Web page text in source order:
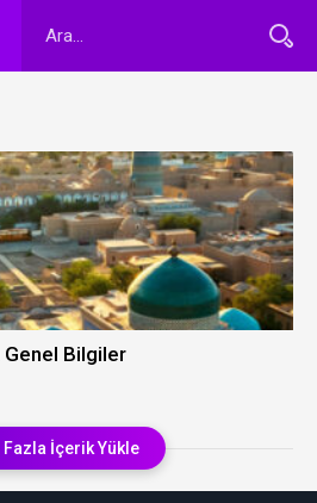
Genel Bilgiler
Fazla İçerik Yükle